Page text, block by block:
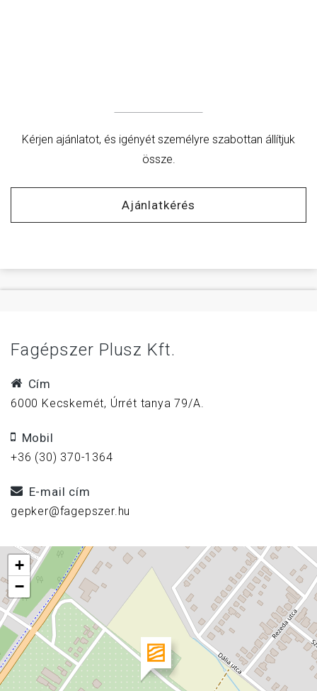
Kérjen ajánlatot, és igényét személyre szabottan állítjuk
össze.
Ajánlatkérés
Fagépszer Plusz Kft.
Cím
6000 Kecskemét, Úrrét tanya 79/A.
Mobil
+36 (30) 370-1364
E-mail cím
gepker@fagepszer.hu
+
−